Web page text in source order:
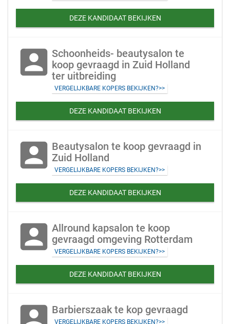
DEZE KANDIDAAT BEKIJKEN
account_box Schoonheids- beautysalon te
koop gevraagd in Zuid Holland
ter uitbreiding
VERGELIJKBARE KOPERS BEKIJKEN?>>
DEZE KANDIDAAT BEKIJKEN
account_box Beautysalon te koop gevraagd in
Zuid Holland
VERGELIJKBARE KOPERS BEKIJKEN?>>
DEZE KANDIDAAT BEKIJKEN
account_box Allround kapsalon te koop
gevraagd omgeving Rotterdam
VERGELIJKBARE KOPERS BEKIJKEN?>>
DEZE KANDIDAAT BEKIJKEN
Barbierszaak te kop gevraagd
VERGELIJKBARE KOPERS BEKIJKEN?>>